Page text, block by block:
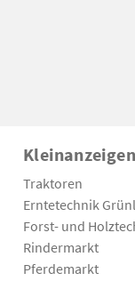
Kleinanzeigen
Traktoren
Erntetechnik
Forst- und
Rindermarkt
Pferdemarkt